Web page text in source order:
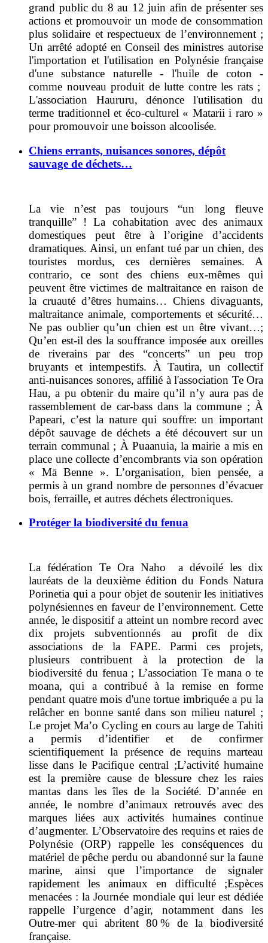
grand public du 8 au 12 juin afin de présenter ses
actions et promouvoir un mode de consommation
plus solidaire et respectueux de l’environnement ;
Un arrêté adopté en Conseil des ministres autorise
l'importation et l'utilisation en Polynésie française
d'une substance naturelle - l'huile de coton -
comme nouveau produit de lutte contre les rats ;
L'association Haururu, dénonce l'utilisation du
terme traditionnel et éco-culturel « Matarii i raro »
pour promouvoir une boisson alcoolisée.
Chiens errants, nuisances sonores, dépôt
sauvage de déchets…
La vie n’est pas toujours “un long fleuve
tranquille” ! La cohabitation avec des animaux
domestiques peut être à l’origine d’accidents
dramatiques. Ainsi, un enfant tué par un chien, des
touristes mordus, ces dernières semaines. A
contrario, ce sont des chiens eux-mêmes qui
peuvent être victimes de maltraitance en raison de
la cruauté d’êtres humains… Chiens divaguants,
maltraitance animale, comportements et sécurité…
Ne pas oublier qu’un chien est un être vivant…;
Qu’en est-il des la souffrance imposée aux oreilles
de riverains par des “concerts” un peu trop
bruyants et intempestifs. À Tautira, un collectif
anti-nuisances sonores, affilié à l'association Te Ora
Hau, a pu obtenir du maire qu’il n’y aura pas de
rassemblement de car-bass dans la commune ; À
Papeari, c’est la nature qui souffre: un important
dépôt sauvage de déchets a été découvert sur un
terrain communal ; À Puaanuia, la mairie a mis en
place une collecte d’encombrants via son opération
« Mā Benne ». L’organisation, bien pensée, a
permis à un grand nombre de personnes d’évacuer
bois, ferraille, et autres déchets électroniques.
Protéger la biodiversité du fenua
La fédération Te Ora Naho a dévoilé les dix
lauréats de la deuxième édition du Fonds Natura
Porinetia qui a pour objet de soutenir les initiatives
polynésiennes en faveur de l’environnement. Cette
année, le dispositif a atteint un nombre record avec
dix projets subventionnés au profit de dix
associations de la FAPE. Parmi ces projets,
plusieurs contribuent à la protection de la
biodiversité du fenua ; L’association Te mana o te
moana, qui a contribué à la remise en forme
pendant quatre mois d'une tortue imbriquée a pu la
relâcher en bonne santé dans son milieu naturel ;
Le projet Ma’o Cycling en cours au large de Tahiti
a permis d’identifier et de confirmer
scientifiquement la présence de requins marteau
lisse dans le Pacifique central ;L’activité humaine
est la première cause de blessure chez les raies
mantas dans les îles de la Société. D’année en
année, le nombre d’animaux retrouvés avec des
marques liées aux activités humaines continue
d’augmenter. L’Observatoire des requins et raies de
Polynésie (ORP) rappelleles conséquences du
matériel de pêche perdu ou abandonné sur la faune
marine, ainsi que l’importance de signaler
rapidement les animaux en difficulté ;Espèces
menacées : la Journée mondiale qui leur est dédiée
rappelle l’urgence d’agir, notamment dans les
Outre-mer qui abritent 80 % de la biodiversité
française.